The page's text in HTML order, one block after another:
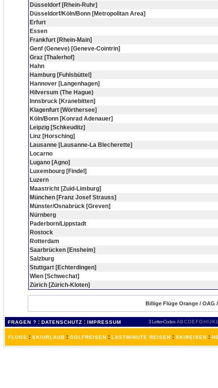
Düsseldorf [Rhein-Ruhr]
Düsseldorf/Köln/Bonn [Metropolitan Area]
Erfurt
Essen
Frankfurt [Rhein-Main]
Genf (Geneve) [Geneve-Cointrin]
Graz [Thalerhof]
Hahn
Hamburg [Fuhlsbüttel]
Hannover [Langenhagen]
Hilversum (The Hague)
Innsbruck [Kranebitten]
Klagenfurt [Wörthersee]
Köln/Bonn [Konrad Adenauer]
Leipzig [Schkeuditz]
Linz [Horsching]
Lausanne [Lausanne-La Blecherette]
Locarno
Lugano [Agno]
Luxembourg [Findel]
Luzern
Maastricht [Zuid-Limburg]
München [Franz Josef Strauss]
Münster/Osnabrück [Greven]
Nürnberg
Paderborn/Lippstadt
Rostock
Rotterdam
Saarbrücken [Ensheim]
Salzburg
Stuttgart [Echterdingen]
Wien [Schwechat]
Zürich [Zürich-Kloten]
Billige Flüge Orange /
FRAGEN ? : DATENSCHUTZ : IMPRESSUM 3 Letter-Codes ABCDEFGH IJKL
FLÜGE : SKIURLAUB : GOLFREISEN : LASTMINUTE REISEN : SKIREISEN :